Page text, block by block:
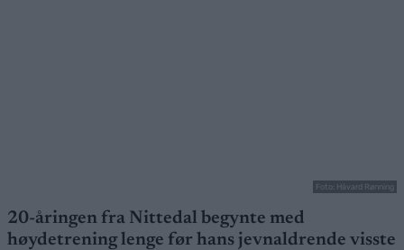
Foto: Håvard Rønning
20-åringen fra Nittedal begynte med
høydetrening lenge før hans jevnaldrende visste